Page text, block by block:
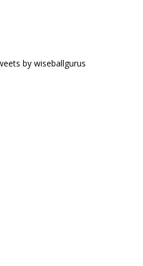
by wiseballgurus